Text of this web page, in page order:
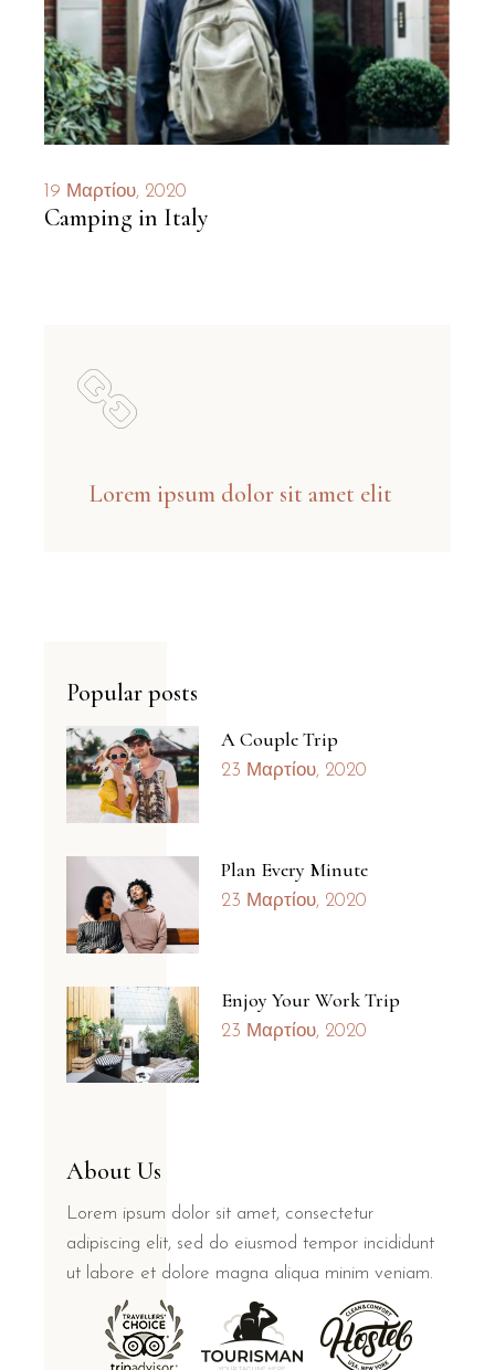
19 Μαρτίου, 2020
Camping in Italy
Lorem ipsum dolor sit amet elit
Popular posts
A Couple Trip
23 Μαρτίου, 2020
Plan Every Minute
23 Μαρτίου, 2020
Enjoy Your Work Trip
23 Μαρτίου, 2020
About Us
Lorem ipsum dolor sit amet, consectetur
adipiscing elit, sed do eiusmod tempor incididunt
ut labore et dolore magna aliqua minim veniam.